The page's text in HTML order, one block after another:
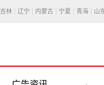
吉林 辽宁 内蒙古 宁夏 青海 山